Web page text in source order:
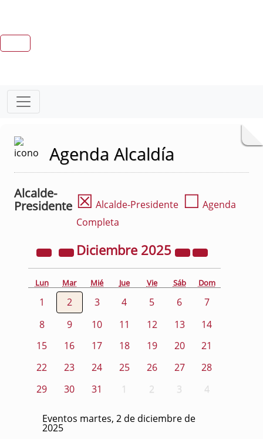
Agenda Alcaldía
Alcalde-
Presidente ☒ Alcalde-Presidente ☐ Agenda
Completa
Diciembre 2025
Lun Mar Mié Jue Vie Sáb Dom
1 2 3 4 5 6
7
8
9 10 11 12 13
14
15
16 17 18 19 20
21
22
23 24 25 26 27
28
29
30 31 1 2 3 4
Eventos martes, 2 de diciembre de
2025